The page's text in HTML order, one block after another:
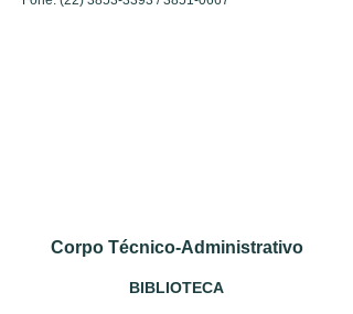
Corpo Técnico-Administrativo
BIBLIOTECA